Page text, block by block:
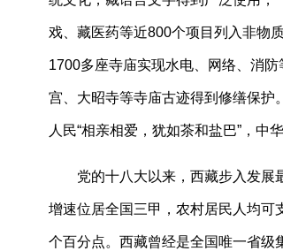
戏、藏医药等近800个项目列入非物
1700多座寺庙实现水电、网络、消
宫、大昭寺等寺庙古迹得到修缮保护
人民“相亲相爱，犹如茶和盐巴”，中
党的十八大以来，西藏步入发展
增速位居全国三甲，农村居民人均可
个百分点。西藏曾经是全国唯一省级